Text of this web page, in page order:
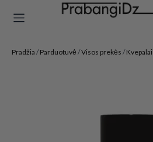
Pradžia /Parduotuvė /Visos prekės /Kvepalai